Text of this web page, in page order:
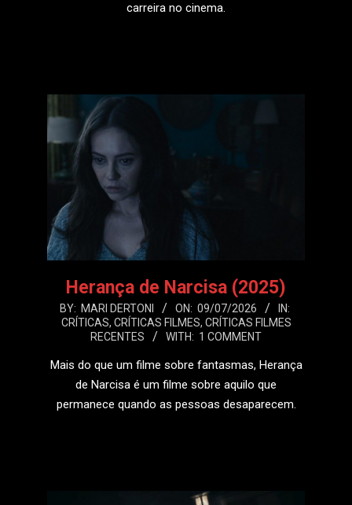
carreira no cinema.
Herança de Narcisa (2025)
2026-
07-
BY: MARI DERTONI ON: 09/07/2026
IN:
CRÍTICAS, CRÍTICAS FILMES, CRÍTICAS FILMES
RECENTES
WITH: 1 COMMENT
Mais do que um filme sobre fantasmas, Herança
de Narcisa é um filme sobre aquilo que
permanece quando as pessoas desaparecem.